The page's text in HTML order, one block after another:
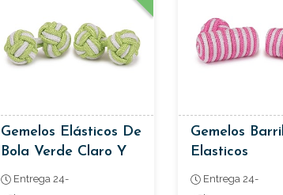
Gemelos Elásticos De
Bola Verde Claro Y
Blanco
Entrega 24-
Gemelos Barril
Elasticos
Entrega 24-